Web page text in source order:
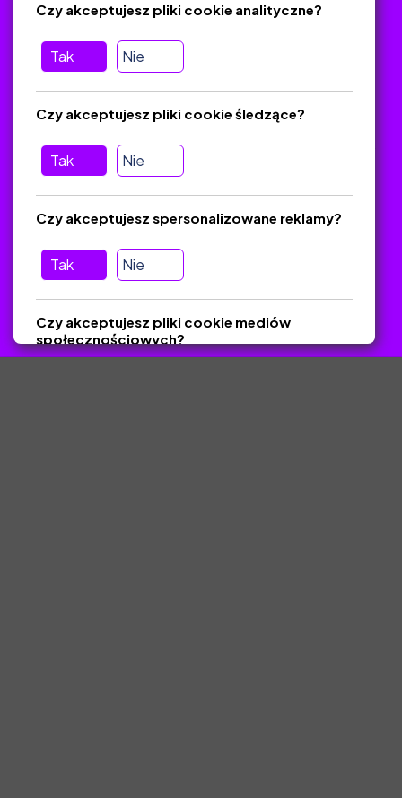
O platformie
Baza materiałów dydaktycznych
Jak zostać autorem
wiadomość nie trafiła do folderu SPAM)
Materiały chronione Prawem Autorskim.
Tak Nie
Czy akceptujesz pliki cookie analityczne?
Tak Nie
Czy akceptujesz pliki cookie śledzące?
Tak Nie
Czy akceptujesz spersonalizowane reklamy?
Czy akceptujesz pliki cookie mediów
społecznościowych?